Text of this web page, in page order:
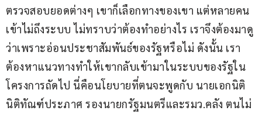
ตรวจสอบยอดต่างๆ เขาก็เลือกทางของเขา แต่หลายคน
เข้าไม่ถึงระบบ ไม่ทราบว่าต้องทำอย่างไร เราจึงต้องมาดู
ว่าเพราะอ่อนประชาสัมพันธ์ของรัฐหรือไม่ ดังนั้น เรา
ต้องหาแนวทางทำให้เขากลับเข้ามาในระบบของรัฐใน
โครงการถัดไป นี่คือนโยบายที่ตนจะพูดกับ นายเอกนิติ
นิติทัณฑ์ประภาศ รองนายกรัฐมนตรีและรมว.คลัง ตนไม่